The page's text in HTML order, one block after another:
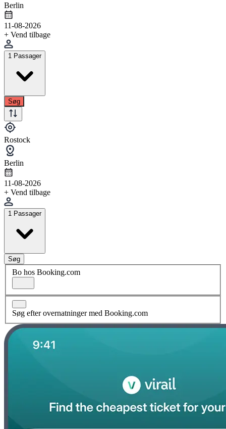
Berlin
11-08-2026
+ Vend tilbage
1 Passager
Søg
Rostock
Berlin
11-08-2026
+ Vend tilbage
1 Passager
Søg
Bo hos Booking.com
Søg efter overnatninger med Booking.com